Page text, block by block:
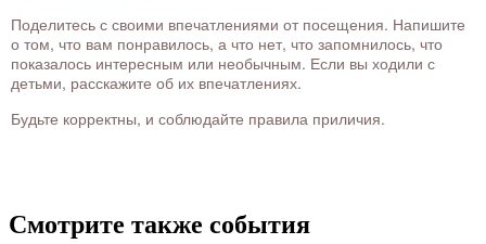
Поделитесь с своими впечатлениями от посещения. Напишите
о том, что вам понравилось, а что нет, что запомнилось, что
показалось интересным или необычным. Если вы ходили с
детьми, расскажите об их впечатлениях.
Будьте корректны, и соблюдайте правила приличия.
Смотрите также события